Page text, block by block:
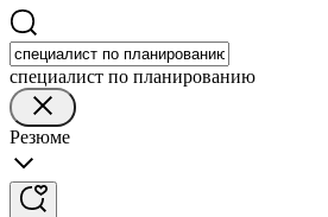
специалист по планированию
Резюме